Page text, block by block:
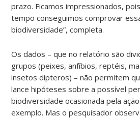
prazo. Ficamos impressionados,
tempo conseguimos comprovar
biodiversidade”, completa.
Os dados – que no relatório são
grupos (peixes, anfíbios, reptéis,
insetos dipteros) – não permitem
lance hipóteses sobre a possível
biodiversidade ocasionada pela
exemplo. Mas o pesquisador